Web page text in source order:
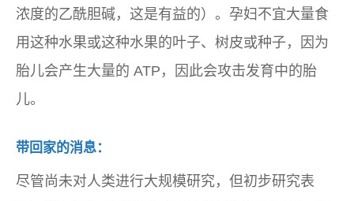
浓度的乙酰胆碱，这是有益的）。孕妇不宜大量食
用这种水果或这种水果的叶子、树皮或种子，因为
胎儿会产生大量的 ATP，因此会攻击发育中的胎
儿。
带回家的消息：
尽管尚未对人类进行大规模研究，但初步研究表